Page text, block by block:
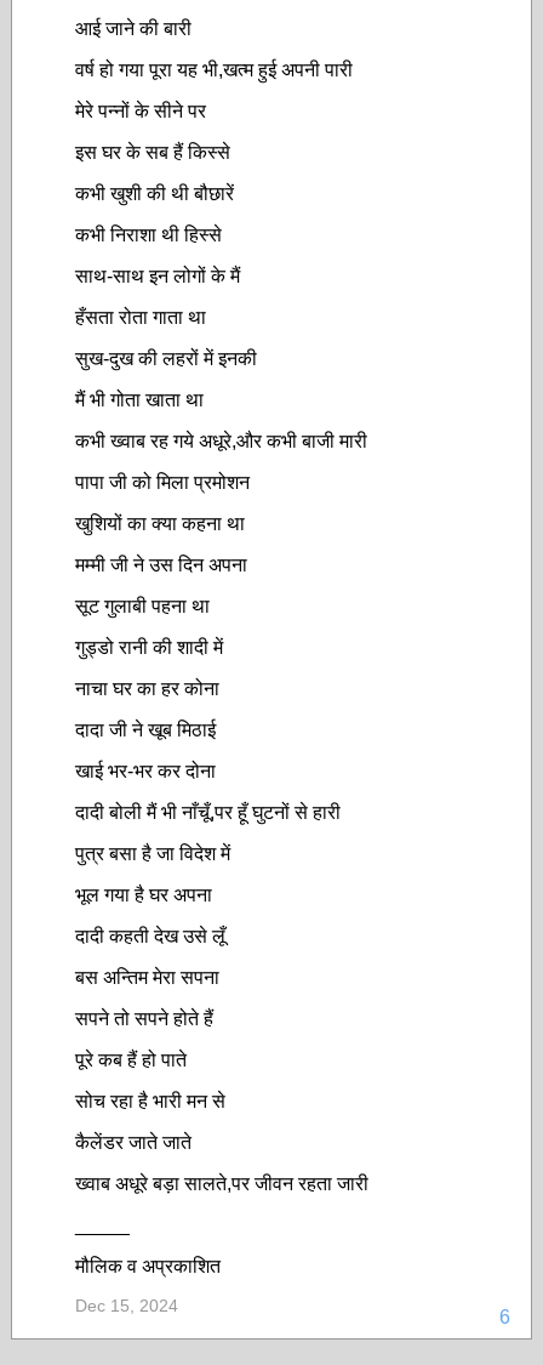
आई जाने की बारी
वर्ष हो गया पूरा यह भी,खत्म हुई अपनी पारी
मेरे पन्नों के सीने पर
इस घर के सब हैं किस्से
कभी खुशी की थी बौछारें
कभी निराशा थी हिस्से
साथ-साथ इन लोगों के मैं
हँसता रोता गाता था
सुख-दुख की लहरों में इनकी
मैं भी गोता खाता था
कभी ख्वाब रह गये अधूरे,और कभी बाजी मारी
पापा जी को मिला प्रमोशन
खुशियों का क्या कहना था
मम्मी जी ने उस दिन अपना
सूट गुलाबी पहना था
गुड्डो रानी की शादी में
नाचा घर का हर कोना
दादा जी ने खूब मिठाई
खाई भर-भर कर दोना
दादी बोली मैं भी नाँचूँ,पर हूँ घुटनों से हारी
पुत्र बसा है जा विदेश में
भूल गया है घर अपना
दादी कहती देख उसे लूँ
बस अन्तिम मेरा सपना
सपने तो सपने होते हैं
पूरे कब हैं हो पाते
सोच रहा है भारी मन से
कैलेंडर जाते जाते
ख्वाब अधूरे बड़ा सालते,पर जीवन रहता जारी
मौलिक व अप्रकाशित
6
Dec 15, 2024